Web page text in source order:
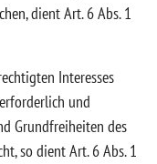
dient Art. 6 Abs. 1
Interesses
und
Grundfreiheiten des
so dient Art. 6 Abs. 1